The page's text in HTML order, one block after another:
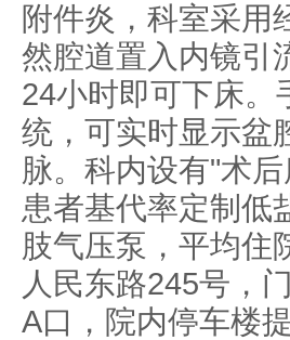
附件炎，科室采用
然腔道置入内镜引
24小时即可下床。
统，可实时显示盆
脉。科内设有"术
患者基代率定制低
肢气压泵，平均住
人民东路245号，
A口，院内停车楼